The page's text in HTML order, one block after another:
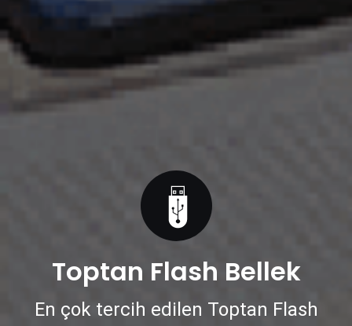
Toptan Flash Bellek
En çok tercih edilen Toptan Flash